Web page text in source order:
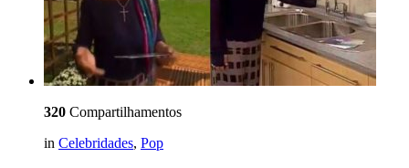
320 Compartilhamentos
in Celebridades, Pop